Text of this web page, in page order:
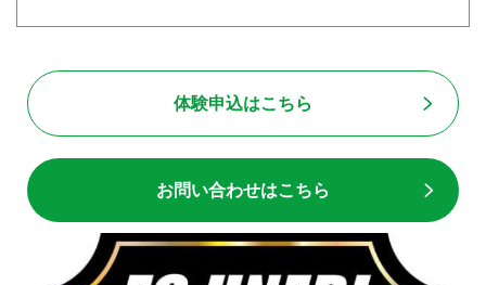
体験申込はこちら
お問い合わせはこちら